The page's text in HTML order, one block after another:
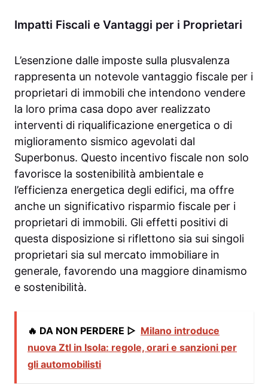
Impatti Fiscali e Vantaggi per i Proprietari
L’esenzione dalle imposte sulla plusvalenza
rappresenta un notevole vantaggio fiscale per i
proprietari di immobili che intendono vendere
la loro prima casa dopo aver realizzato
interventi di riqualificazione energetica o di
miglioramento sismico agevolati dal
Superbonus. Questo incentivo fiscale non solo
favorisce la sostenibilità ambientale e
l’efficienza energetica degli edifici, ma offre
anche un significativo risparmio fiscale per i
proprietari di immobili. Gli effetti positivi di
questa disposizione si riflettono sia sui singoli
proprietari sia sul mercato immobiliare in
generale, favorendo una maggiore dinamismo
e sostenibilità.
🔥 DA NON PERDERE ▷ Milano introduce
nuova Ztl in Isola: regole, orari e sanzioni per
gli automobilisti